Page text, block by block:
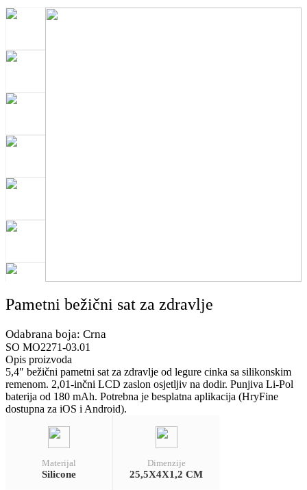
Pametni bežični sat za zdravlje
Odabrana boja: Crna
SO MO2271-03.01
Opis proizvoda
5,4″ bežični pametni sat za zdravlje od legure cinka sa silikonskim
remenom. 2,01-inčni LCD zaslon osjetljiv na dodir. Punjiva Li-Pol
baterija od 180 mAh. Potrebna je besplatna aplikacija (HryFine
dostupna za iOS i Android).
Materijal
Silicone
Dimenzije
25,5X4X1,2 CM